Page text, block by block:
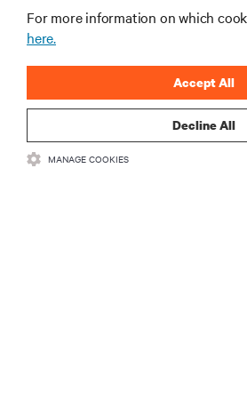
For more information on which
here.
Decline All
Accept All
MANAGE COOKIES